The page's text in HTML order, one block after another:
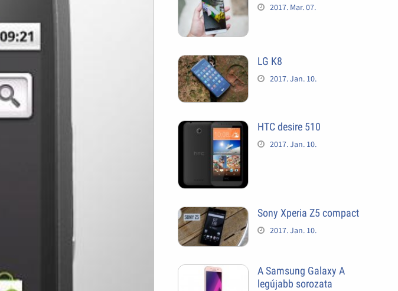
2017. Mar. 07.
LG K8
2017. Jan. 10.
HTC desire 510
2017. Jan. 10.
Sony Xperia Z5 compact
2017. Jan. 10.
A Samsung Galaxy A
legújabb sorozata